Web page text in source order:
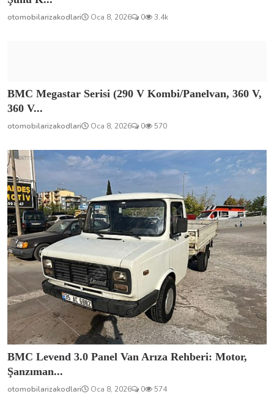
otomobilarizakodlari Oca 8, 2026 0 3.4k
BMC Megastar Serisi (290 V Kombi/Panelvan, 360 V,
360 V...
otomobilarizakodlari Oca 8, 2026 0 570
BMC Levend 3.0 Panel Van Arıza Rehberi: Motor,
Şanzıman...
otomobilarizakodlari Oca 8, 2026 0 574